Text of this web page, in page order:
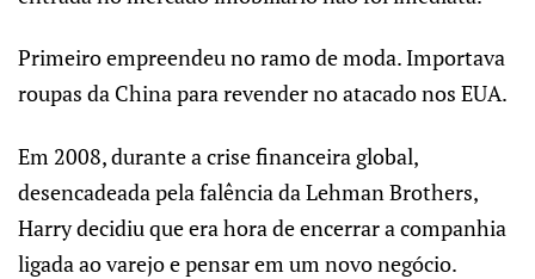
Primeiro empreendeu no ramo de moda. Importava
roupas da China para revender no atacado nos EUA.
Em 2008, durante a crise financeira global,
desencadeada pela falência da Lehman Brothers,
Harry decidiu que era hora de encerrar a companhia
ligada ao varejo e pensar em um novo negócio.